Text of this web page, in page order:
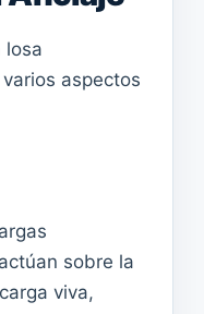
losa
aspectos
sobre la
viva,